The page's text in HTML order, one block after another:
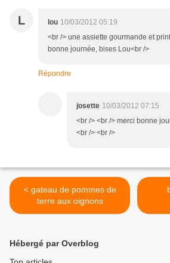
L lou 10/03/2012 05:19
<br /> une assiette gourmande et
bonne journée, bises Lou<br />
Répondre
josette 10/03/2012 07:15
<br /> <br /> merci bonne
<br /> <br />
< gateau de pommes de
terre aux oignons
Hébergé par Overblog